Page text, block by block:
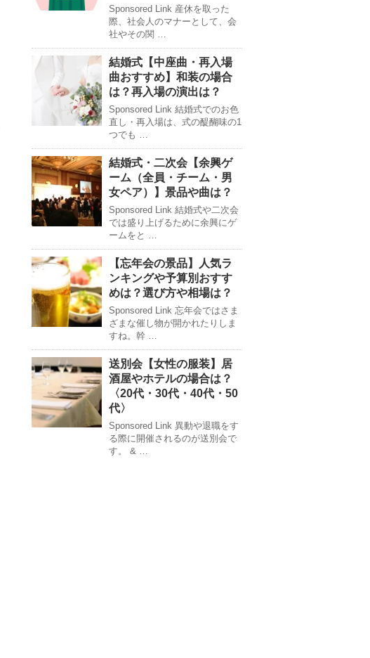
Sponsored Link 産休を取った
際、社会人のマナーとして、会
社やその関 …
結婚式【中座曲・再入場
曲おすすめ】和装の場合
は？再入場の演出は？
Sponsored Link 結婚式でのお色
直し・再入場は、式の醍醐味の1
つでも …
結婚式・二次会【余興ゲ
ーム（全員・チーム・男
女ペア）】景品や曲は？
Sponsored Link 結婚式や二次会
では盛り上げるために余興にゲ
ームをと …
【忘年会の景品】人気ラ
ンキングや予算別おすす
めは？選び方や相場は？
Sponsored Link 忘年会ではさま
ざまな催し物が開かれたりしま
すね。幹 …
送別会【女性の服装】居
酒屋やホテルの場合は？
〈20代・30代・40代・50
代〉
Sponsored Link 異動や退職をす
る際に開催されるのが送別会で
す。 & …